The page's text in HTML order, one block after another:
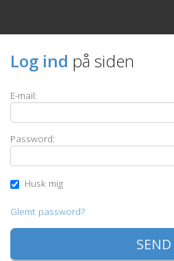
Log ind på siden
E-mail:
Password:
Husk mig
Glemt password?